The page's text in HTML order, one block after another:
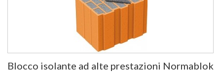
Blocco isolante ad alte prestazioni Normablok